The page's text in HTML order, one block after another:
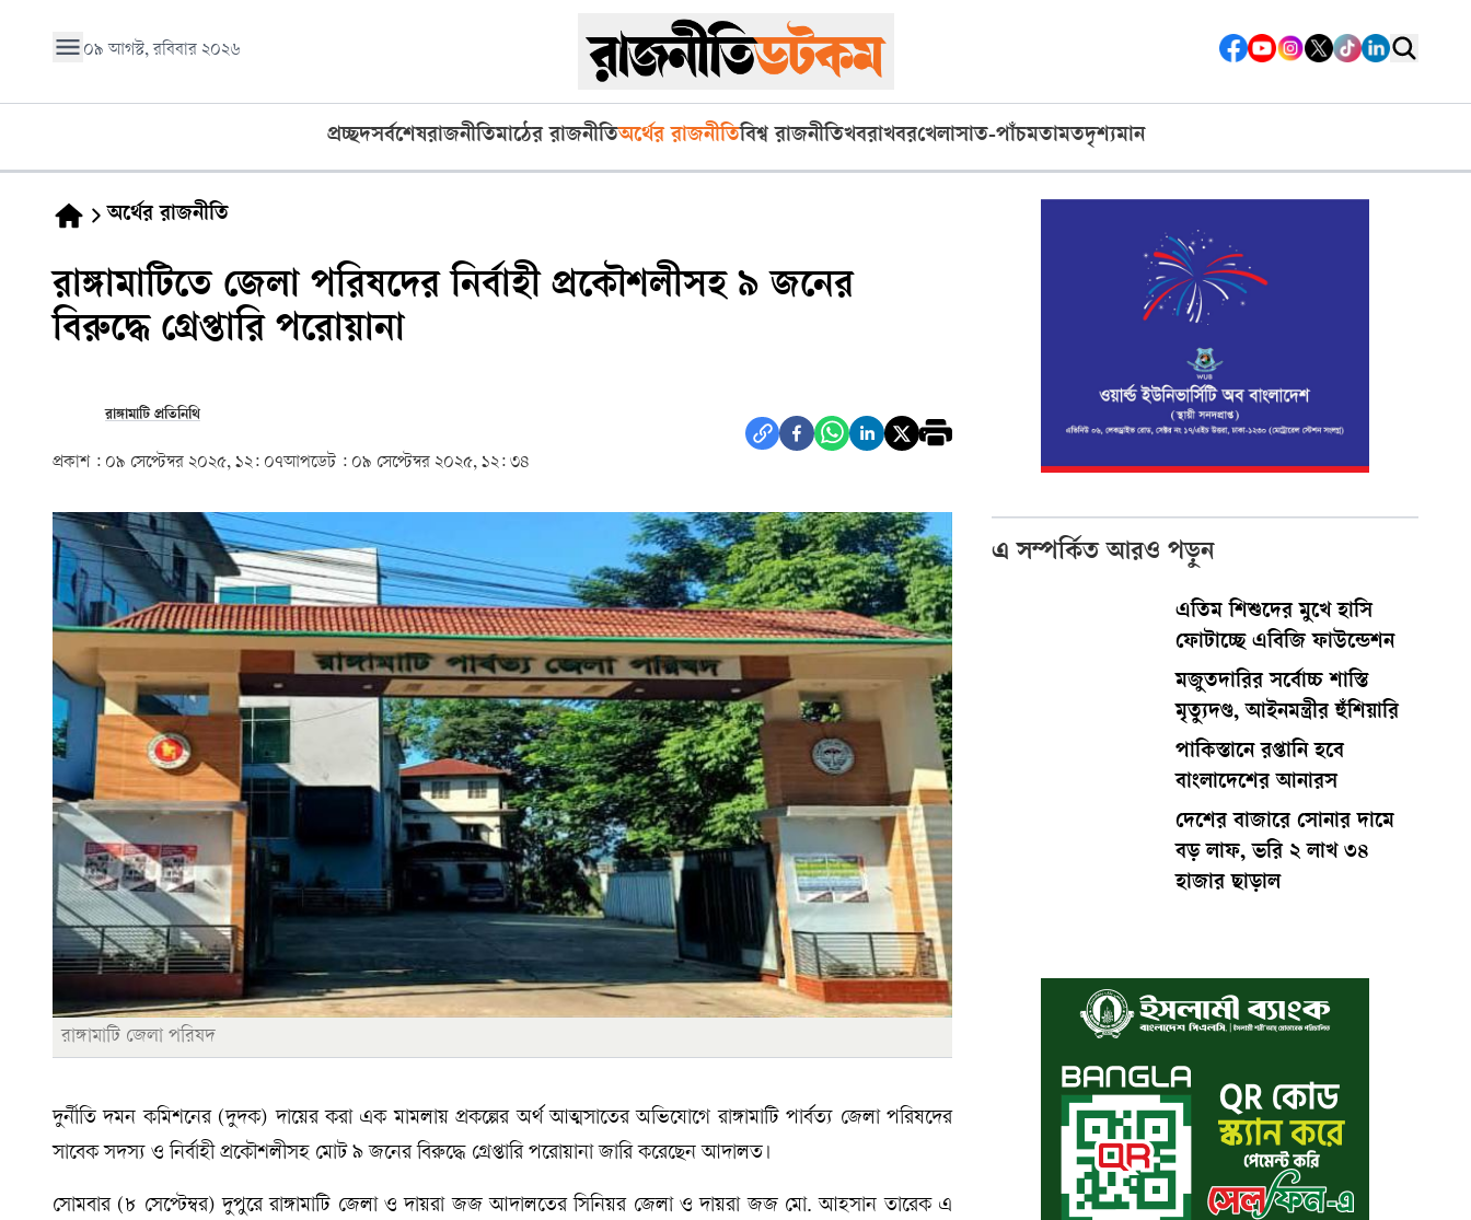
০৯ আগস্ট, রবিবার ২০২৬
প্রচ্ছদসর্বশেষরাজনীতিমাঠের রাজনীতিঅর্থের রাজনীতিবিশ্ব রাজনীতিখবরাখবরখেলাসাত-পাঁচমতামতদৃশ্যমান
অর্থের রাজনীতি
রাঙ্গামাটিতে জেলা পরিষদের নির্বাহী প্রকৌশলীসহ ৯ জনের
বিরুদ্ধে গ্রেপ্তারি পরোয়ানা
রাঙ্গামাটি প্রতিনিথি
প্রকাশ : ০৯ সেপ্টেম্বর ২০২৫, ১২: ০৭আপডেট : ০৯ সেপ্টেম্বর ২০২৫, ১২: ৩৪
রাঙ্গামাটি জেলা পরিষদ
দুর্নীতি দমন কমিশনের (দুদক) দায়ের করা এক মামলায় প্রকল্পের অর্থ আত্মসাতের অভিযোগে রাঙ্গামাটি পার্বত্য জেলা পরিষদের
সাবেক সদস্য ও নির্বাহী প্রকৌশলীসহ মোট ৯ জনের বিরুদ্ধে গ্রেপ্তারি পরোয়ানা জারি করেছেন আদালত।
সোমবার (৮ সেপ্টেম্বর) দুপুরে রাঙ্গামাটি জেলা ও দায়রা জজ আদালতের সিনিয়র জেলা ও দায়রা জজ মো. আহসান তারেক এ
এ সম্পর্কিত আরও পড়ুন
এতিম শিশুদের মুখে হাসি
ফোটাচ্ছে এবিজি ফাউন্ডেশন
মজুতদারির সর্বোচ্চ শাস্তি
মৃত্যুদণ্ড, আইনমন্ত্রীর হুঁশিয়ারি
পাকিস্তানে রপ্তানি হবে
বাংলাদেশের আনারস
দেশের বাজারে সোনার দামে
বড় লাফ, ভরি ২ লাখ ৩৪
হাজার ছাড়াল